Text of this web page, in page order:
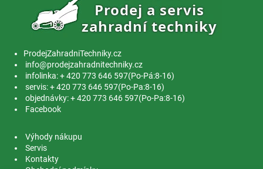
ProdejZahradniTechniky.cz
info@prodejzahradnitechniky.cz
infolinka: + 420 773 646 597(Po-Pá:8-16)
servis: + 420 773 646 597(Po-Pa:8-16)
objednávky: + 420 773 646 597(Po-Pa:8-16)
Facebook
Výhody nákupu
Servis
Kontakty